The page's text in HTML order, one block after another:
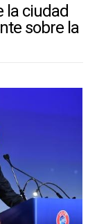
la ciudad
sobre la